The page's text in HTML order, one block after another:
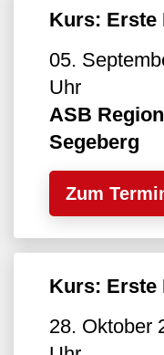
Kurs: Erste
05.
Uhr
ASB
Segeberg
Zum
Kurs: Erste
28. Oktober